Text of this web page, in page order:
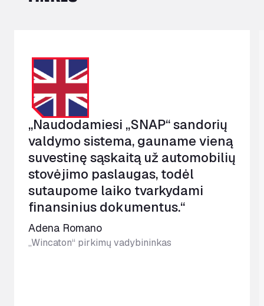
„Naudodamiesi „SNAP“ sandorių
valdymo sistema, gauname vieną
suvestinę sąskaitą už automobilių
stovėjimo paslaugas, todėl
sutaupome laiko tvarkydami
finansinius dokumentus.“
Adena Romano
„Wincaton“ pirkimų vadybininkas